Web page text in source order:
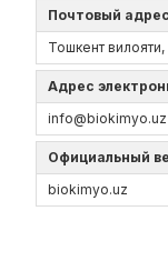
Почтовый
Тошкент
Адрес
info@biokimyo.uz
Официальный
biokimyo.uz